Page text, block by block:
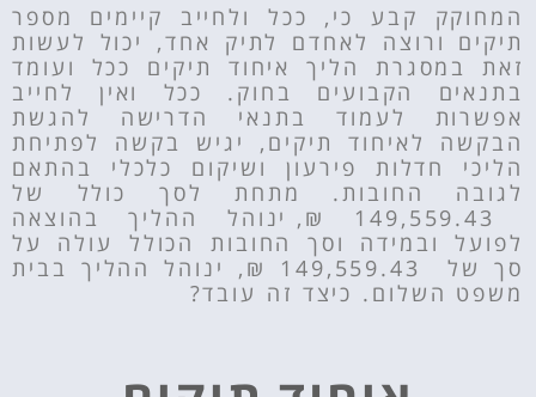
המחוקק קבע כי, ככל ולחייב קיימים מספר
תיקים ורוצה לאחדם לתיק אחד, יכול לעשות
זאת במסגרת הליך איחוד תיקים ככל ועומד
בתנאים הקבועים בחוק. ככל ואין לחייב
אפשרות לעמוד בתנאי הדרישה להגשת
הבקשה לאיחוד תיקים, יגיש בקשה לפתיחת
הליכי חדלות פירעון ושיקום כלכלי בהתאם
לגובה החובות. מתחת לסך כולל של
ינוהל ההליך בהוצאה
לפועל ובמידה וסך החובות הכולל עולה על
סך של
, ינוהל ההליך בבית
משפט השלום. כיצד זה עובד?